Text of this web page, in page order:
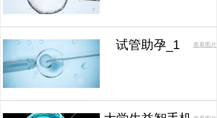
试管助孕_1 查看图片